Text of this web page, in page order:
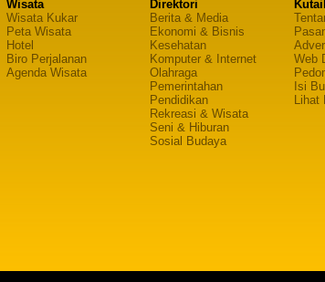
Wisata
Wisata Kukar
Peta Wisata
Hotel
Biro Perjalanan
Agenda Wisata
Direktori
Berita & Media
Ekonomi & Bisnis
Kesehatan
Komputer & Internet
Olahraga
Pemerintahan
Pendidikan
Rekreasi & Wisata
Seni & Hiburan
Sosial Budaya
Web
Isi
Lihat